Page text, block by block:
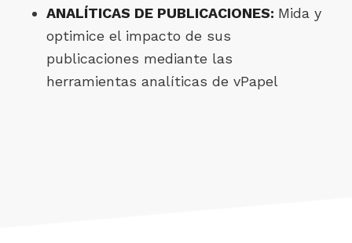
ANALÍTICAS DE PUBLICACIONES: Mida y
optimice el impacto de sus
publicaciones mediante las
herramientas analíticas de vPapel